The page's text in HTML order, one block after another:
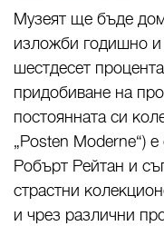
Музеят ще бъде
изложби годишно
шестдесет
придобиване на
постоянната си
„Posten Moderne“)
Робърт Рейтан и
страстни
и чрез различни